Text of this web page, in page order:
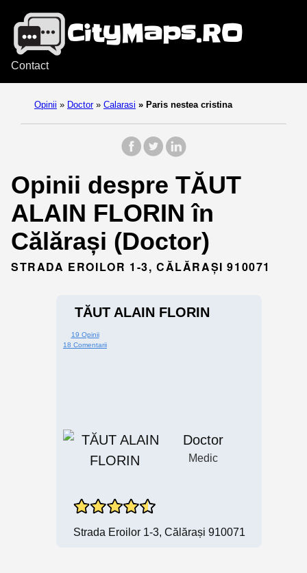
Contact
Opinii » Doctor » Calarasi » Paris nestea cristina
Opinii despre TĂUT
ALAIN FLORIN în
Călărași (Doctor)
STRADA EROILOR 1-3, CĂLĂRAȘI 910071
TĂUT ALAIN FLORIN
19 Opinii
18 Comentarii
Doctor
Medic
Strada Eroilor 1-3, Călărași 910071